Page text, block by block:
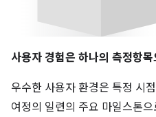
사용자 경험은 하나의 측정항
우수한 사용자 환경은 특정 시
여정의 일련의 주요 마일스톤